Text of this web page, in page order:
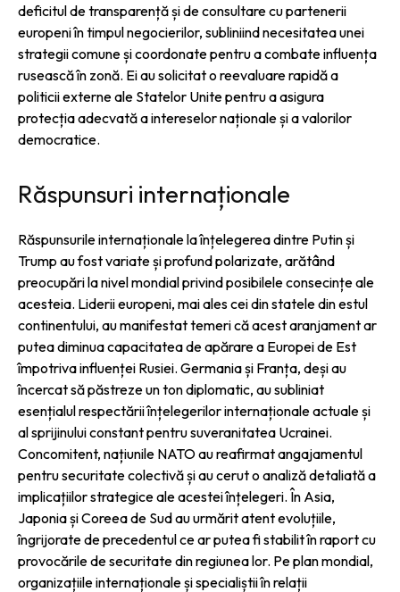
deficitul de transparență și de consultare cu partenerii
europeni în timpul negocierilor, subliniind necesitatea unei
strategii comune și coordonate pentru a combate influența
rusească în zonă. Ei au solicitat o reevaluare rapidă a
politicii externe ale Statelor Unite pentru a asigura
protecția adecvată a intereselor naționale și a valorilor
democratice.
Răspunsuri internaționale
Răspunsurile internaționale la înțelegerea dintre Putin și
Trump au fost variate și profund polarizate, arătând
preocupări la nivel mondial privind posibilele consecințe ale
acesteia. Liderii europeni, mai ales cei din statele din estul
continentului, au manifestat temeri că acest aranjament ar
putea diminua capacitatea de apărare a Europei de Est
împotriva influenței Rusiei. Germania și Franța, deși au
încercat să păstreze un ton diplomatic, au subliniat
esențialul respectării înțelegerilor internaționale actuale și
al sprijinului constant pentru suveranitatea Ucrainei.
Concomitent, națiunile NATO au reafirmat angajamentul
pentru securitate colectivă și au cerut o analiză detaliată a
implicațiilor strategice ale acestei înțelegeri. În Asia,
Japonia și Coreea de Sud au urmărit atent evoluțiile,
îngrijorate de precedentul ce ar putea fi stabilit în raport cu
provocările de securitate din regiunea lor. Pe plan mondial,
organizațiile internaționale și specialiștii în relații